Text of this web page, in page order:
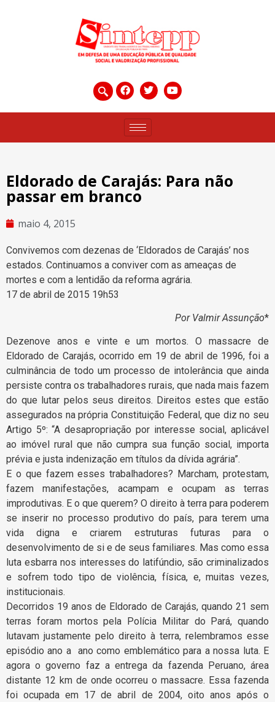
Eldorado de Carajás: Para não
passar em branco
maio 4, 2015
Convivemos com dezenas de ‘Eldorados de Carajás’ nos
estados. Continuamos a conviver com as ameaças de
mortes e com a lentidão da reforma agrária.
17 de abril de 2015 19h53
Por Valmir Assunção*
Dezenove anos e vinte e um mortos. O massacre de
Eldorado de Carajás, ocorrido em 19 de abril de 1996, foi a
culminância de todo um processo de intolerância que ainda
persiste contra os trabalhadores rurais, que nada mais fazem
do que lutar pelos seus direitos. Direitos estes que estão
assegurados na própria Constituição Federal, que diz no seu
Artigo 5º: “A desapropriação por interesse social, aplicável
ao imóvel rural que não cumpra sua função social, importa
prévia e justa indenização em títulos da dívida agrária”.
E o que fazem esses trabalhadores? Marcham, protestam,
fazem manifestações, acampam e ocupam as terras
improdutivas. E o que querem? O direito à terra para poderem
se inserir no processo produtivo do país, para terem uma
vida digna e criarem estruturas futuras para o
desenvolvimento de si e de seus familiares. Mas como essa
luta esbarra nos interesses do latifúndio, são criminalizados
e sofrem todo tipo de violência, física, e, muitas vezes,
institucionais.
Decorridos 19 anos de Eldorado de Carajás, quando 21 sem
terras foram mortos pela Polícia Militar do Pará, quando
lutavam justamente pelo direito à terra, relembramos esse
episódio ano a ano como emblemático para a nossa luta. E
agora o governo faz a entrega da fazenda Peruano, área
distante 12 km de onde ocorreu o massacre. Essa fazenda
foi ocupada em 17 de abril de 2004, oito anos após o